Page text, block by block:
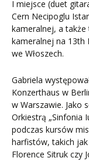
I miejsce (duet
Cern Necipoglu
kameralnej, a
kameralnej na 13th
we Włoszech.
Gabriela
Konzerthaus w
w Warszawie. Jako
Orkiestrą „Sinfonia
podczas kursów
harfistów, takich
Florence Sitruk czy